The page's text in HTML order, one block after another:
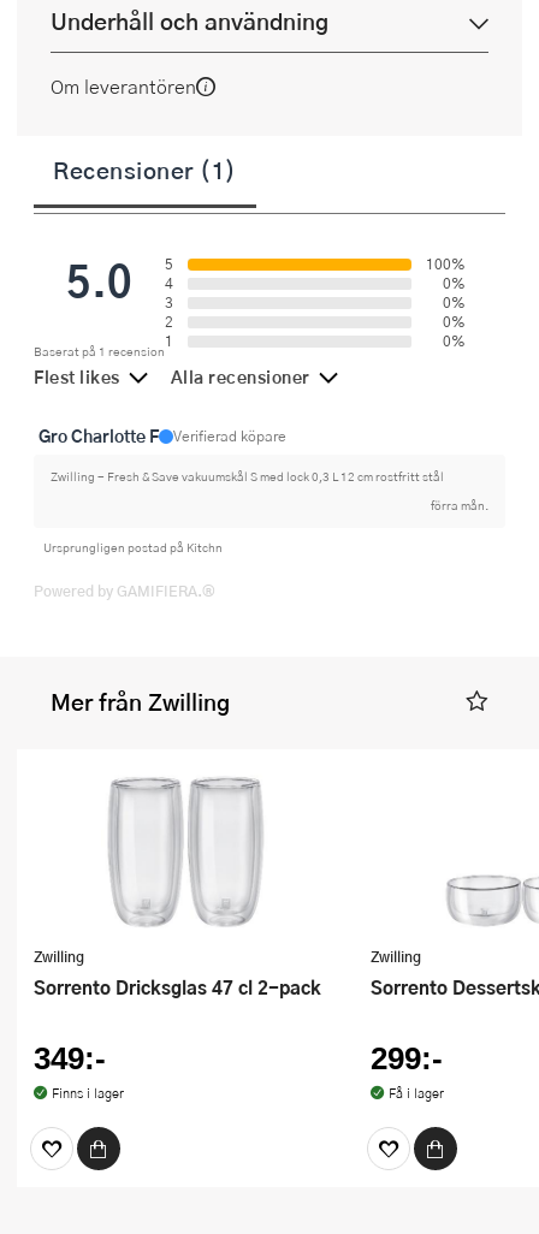
Underhåll och användning
Om leverantören
Recensioner (1)
5.0
Baserat på 1 recension
5
100%
4
0%
3
0%
2
0%
1
0%
Flest likes Alla recensioner
Gro Charlotte F Verifierad köpare
Zwilling - Fresh & Save vakuumskål S med lock 0,3 L 12 cm rostfritt stål
förra mån.
Ursprungligen postad på Kitchn
Powered by GAMIFIERA.®
Mer från Zwilling
Zwilling
Sorrento Dricksglas 47 cl 2-pack
349:-
Finns i lager
Zwilling
Sorrento
299:-
Få i lager